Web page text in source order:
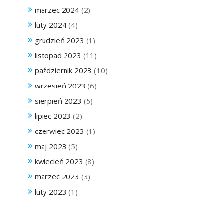
marzec 2024 (2)
luty 2024 (4)
grudzień 2023 (1)
listopad 2023 (11)
październik 2023 (10)
wrzesień 2023 (6)
sierpień 2023 (5)
lipiec 2023 (2)
czerwiec 2023 (1)
maj 2023 (5)
kwiecień 2023 (8)
marzec 2023 (3)
luty 2023 (1)